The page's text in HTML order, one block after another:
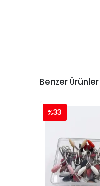
Benzer Ürünler
%33